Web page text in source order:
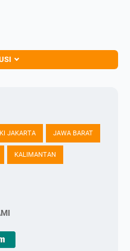
JAKARTA JAWA BARAT
KALIMANTAN